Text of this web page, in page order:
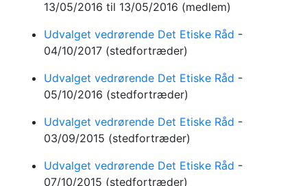
13/05/2016 til 13/05/2016 (medlem)
Udvalget vedrørende Det Etiske Råd -
04/10/2017 (stedfortræder)
Udvalget vedrørende Det Etiske Råd -
05/10/2016 (stedfortræder)
Udvalget vedrørende Det Etiske Råd -
03/09/2015 (stedfortræder)
Udvalget vedrørende Det Etiske Råd -
07/10/2015 (stedfortræder)